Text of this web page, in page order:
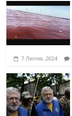
7 Липня, 2024